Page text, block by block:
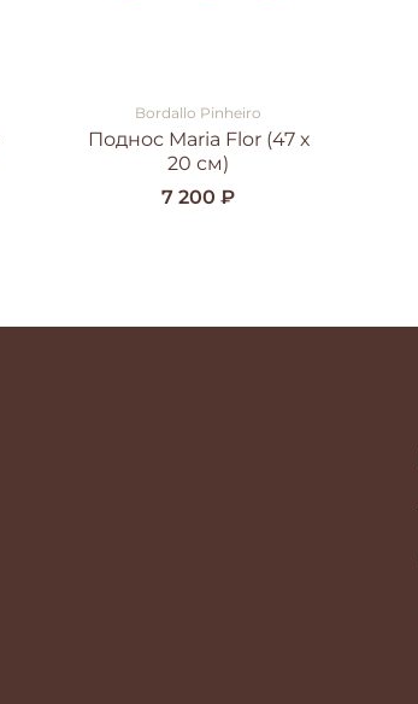
Bordallo Pinheiro
Поднос Maria Flor (47 х
20 см)
7 200 ₽